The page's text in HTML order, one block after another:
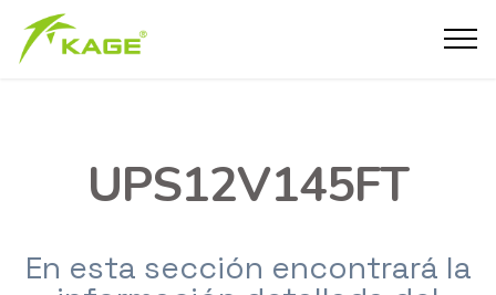
UPS12V145FT
En esta sección encontrará la